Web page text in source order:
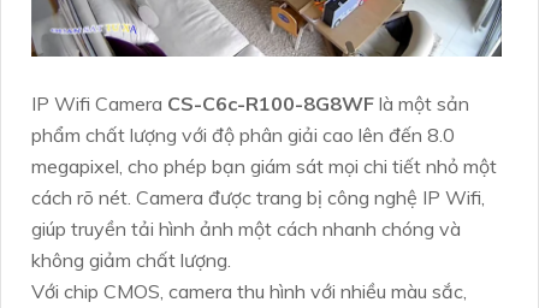
IP Wifi Camera CS-C6c-R100-8G8WF là một sản
phẩm chất lượng với độ phân giải cao lên đến 8.0
megapixel, cho phép bạn giám sát mọi chi tiết nhỏ một
cách rõ nét. Camera được trang bị công nghệ IP Wifi,
giúp truyền tải hình ảnh một cách nhanh chóng và
không giảm chất lượng.
Với chip CMOS, camera thu hình với nhiều màu sắc,